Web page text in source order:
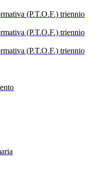
(P.T.O.F.) triennio
(P.T.O.F.) triennio
(P.T.O.F.) triennio